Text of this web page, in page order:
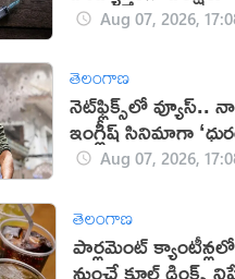
Aug 07, 2026,
తెలంగాణ
నెట్‌ఫ్లిక్స్‌లో వ్యూస్..
ఇంగ్లీష్ సినిమాగా
రికార్డుAug 07, 2026,
తెలంగాణ
పార్లమెంట్